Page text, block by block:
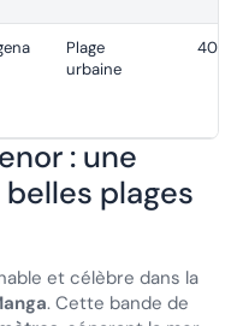
Plage
urbaine
: une
plages
et célèbre dans la
. Cette bande de